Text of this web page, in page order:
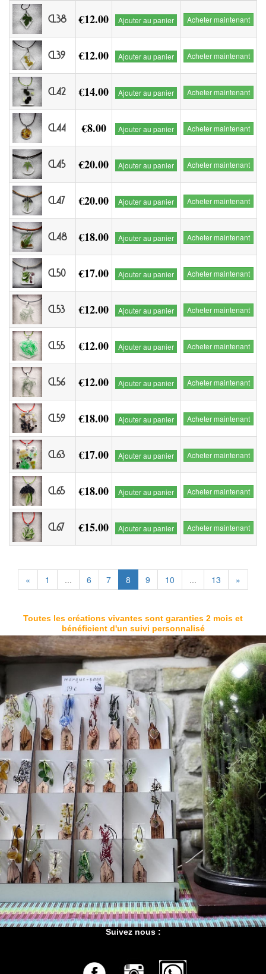
CL38 €12.00 Ajouter au panier Acheter maintenant
CL39 €12.00 Ajouter au panier Acheter maintenant
CL42 €14.00 Ajouter au panier Acheter maintenant
CL44 €8.00 Ajouter au panier Acheter maintenant
CL45 €20.00 Ajouter au panier Acheter maintenant
CL47 €20.00 Ajouter au panier Acheter maintenant
CL48 €18.00 Ajouter au panier Acheter maintenant
CL50 €17.00 Ajouter au panier Acheter maintenant
CL53 €12.00 Ajouter au panier Acheter maintenant
CL55 €12.00 Ajouter au panier Acheter maintenant
CL56 €12.00 Ajouter au panier Acheter maintenant
CL59 €18.00 Ajouter au panier Acheter maintenant
CL63 €17.00 Ajouter au panier Acheter maintenant
CL65 €18.00 Ajouter au panier Acheter maintenant
CL67 €15.00 Ajouter au panier Acheter maintenant
« 1 ... 6 7 8 9 10 ... 13 »
Toutes les créations vivantes sont garanties 2 mois et
bénéficient d'un suivi personnalisé
Suivez nous :